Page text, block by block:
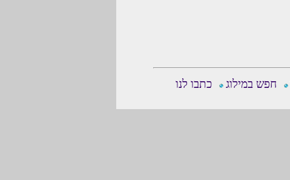
חפש במילוג כתבו לנו